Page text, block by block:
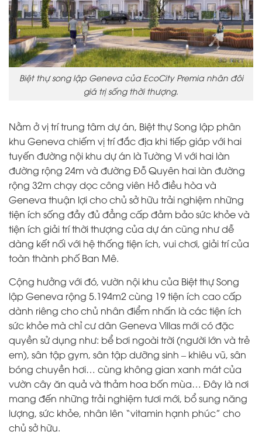
Biệt thự song lập Geneva của EcoCity Premia nhân đôi
giá trị sống thời thượng.
Nằm ở vị trí trung tâm dự án, Biệt thự Song lập phân
khu Geneva chiếm vị trí đắc địa khi tiếp giáp với hai
tuyến đường nội khu dự án là Tường Vi với hai làn
đường rộng 24m và đường Đỗ Quyên hai làn đường
rộng 32m chạy dọc công viên Hồ điều hòa và
Geneva thuận lợi cho chủ sở hữu trải nghiệm những
tiện ích sống đầy đủ đẳng cấp đảm bảo sức khỏe và
tiện ích giải trí thời thượng của dự án cũng như dễ
dàng kết nối với hệ thống tiện ích, vui chơi, giải trí của
toàn thành phố Ban Mê.
Cộng hưởng với đó, vườn nội khu của Biệt thự Song
lập Geneva rộng 5.194m2 cùng 19 tiện ích cao cấp
dành riêng cho chủ nhân điểm nhấn là các tiện ích
sức khỏe mà chỉ cư dân Geneva Villas mới có đặc
quyền sử dụng như: bể bơi ngoài trời (người lớn và trẻ
em), sân tập gym, sân tập dưỡng sinh – khiêu vũ, sân
bóng chuyền hơi… cùng không gian xanh mát của
vườn cây ăn quả và thảm hoa bốn mùa… Đây là nơi
mang đến những trải nghiệm tươi mới, bổ sung năng
lượng, sức khỏe, nhân lên “vitamin hạnh phúc” cho
chủ sở hữu.